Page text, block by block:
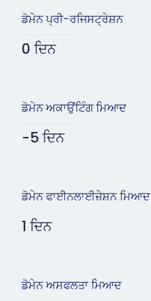
ਡੋਮੇਨ ਪ੍ਰੀ-ਰਜਿਸਟ੍ਰੇਸ਼ਨ
0 ਦਿਨ
ਡੋਮੇਨ ਅਕਾਉਂਟਿੰਗ ਮਿਆਦ
-5 ਦਿਨ
ਡੋਮੇਨ ਫਾਈਨਲਾਈਜ਼ੇਸ਼ਨ ਮਿਆਦ
1 ਦਿਨ
ਡੋਮੇਨ ਅਸਫਲਤਾ ਮਿਆਦ